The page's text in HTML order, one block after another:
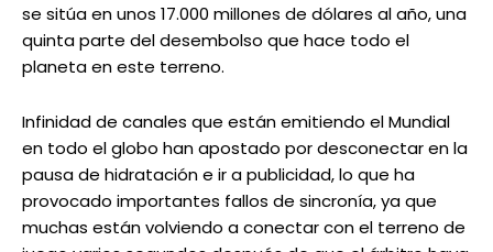
se sitúa en unos 17.000 millones de dólares al año, una
quinta parte del desembolso que hace todo el
planeta en este terreno.
Infinidad de canales que están emitiendo el Mundial
en todo el globo han apostado por desconectar en la
pausa de hidratación e ir a publicidad, lo que ha
provocado importantes fallos de sincronía, ya que
muchas están volviendo a conectar con el terreno de